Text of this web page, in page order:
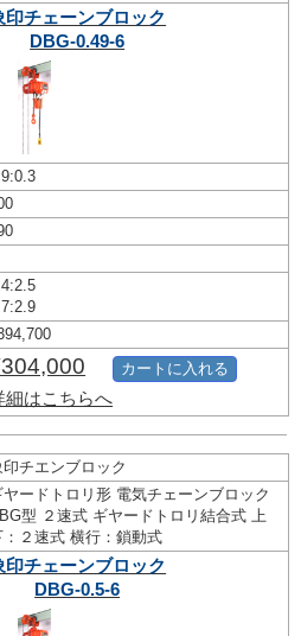
印チェーンブロック
DBG-0.49-6
細はこちらへ
カートに入れる
印チエンブロック
ヤードトロリ形 電気チェーンブロック
型 ２速式 ギヤードトロリ結合式 上
：２速式 横行：鎖動式
印チェーンブロック
DBG-0.5-6